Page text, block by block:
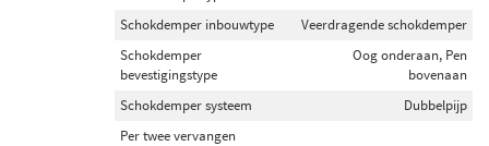
Schokdemper inbouwtype
Veerdragende schokdemper
Schokdemper
bevestigingstype
Oog onderaan, Pen
bovenaan
Schokdemper systeem
Dubbelpijp
Per twee vervangen